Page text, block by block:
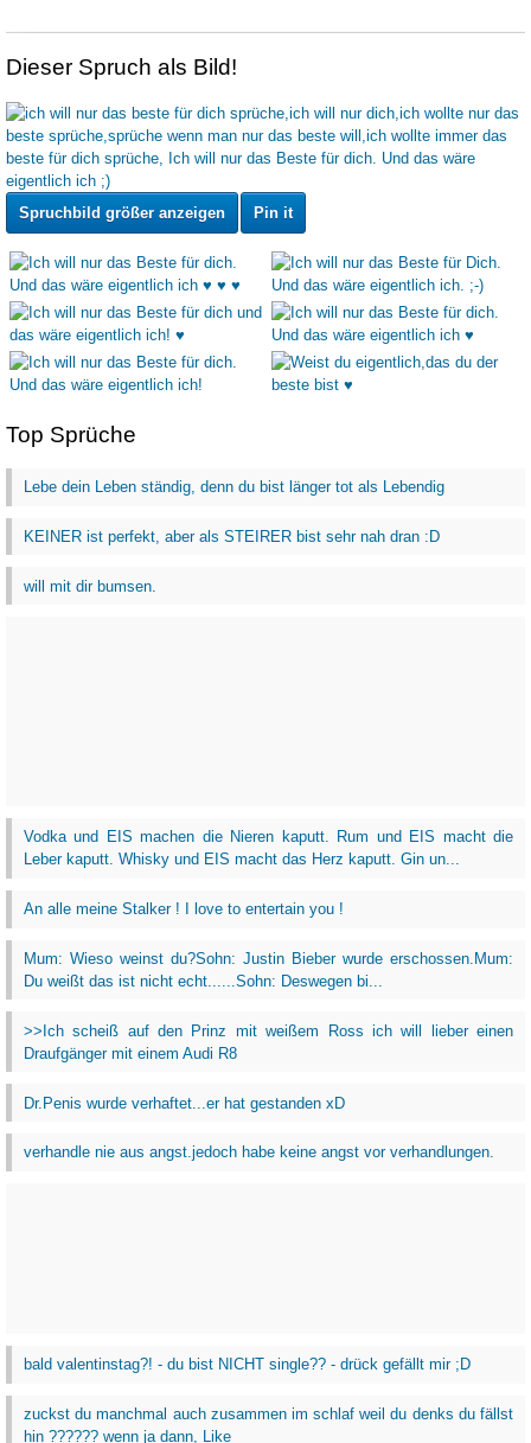
Dieser Spruch als Bild!
Spruchbild größer anzeigen Pin it
Top Sprüche
Lebe dein Leben ständig, denn du bist länger tot als Lebendig
KEINER ist perfekt, aber als STEIRER bist sehr nah dran :D
will mit dir bumsen.
Vodka und EIS machen die Nieren kaputt. Rum und EIS macht die
Leber kaputt. Whisky und EIS macht das Herz kaputt. Gin un...
An alle meine Stalker ! I love to entertain you !
Mum: Wieso weinst du?Sohn: Justin Bieber wurde erschossen.Mum:
Du weißt das ist nicht echt......Sohn: Deswegen bi...
>>Ich scheiß auf den Prinz mit weißem Ross ich will lieber einen
Draufgänger mit einem Audi R8
Dr.Penis wurde verhaftet...er hat gestanden xD
verhandle nie aus angst.jedoch habe keine angst vor verhandlungen.
bald valentinstag?! - du bist NICHT single?? - drück gefällt mir ;D
zuckst du manchmal auch zusammen im schlaf weil du denks du fällst
hin ?????? wenn ja dann, Like